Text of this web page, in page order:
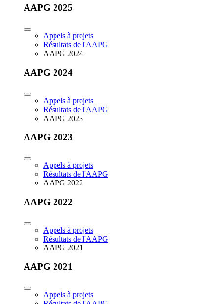
AAPG 2025
Appels à projets
Résultats de l'AAPG
AAPG 2024
AAPG 2024
Appels à projets
Résultats de l'AAPG
AAPG 2023
AAPG 2023
Appels à projets
Résultats de l'AAPG
AAPG 2022
AAPG 2022
Appels à projets
Résultats de l'AAPG
AAPG 2021
AAPG 2021
Appels à projets